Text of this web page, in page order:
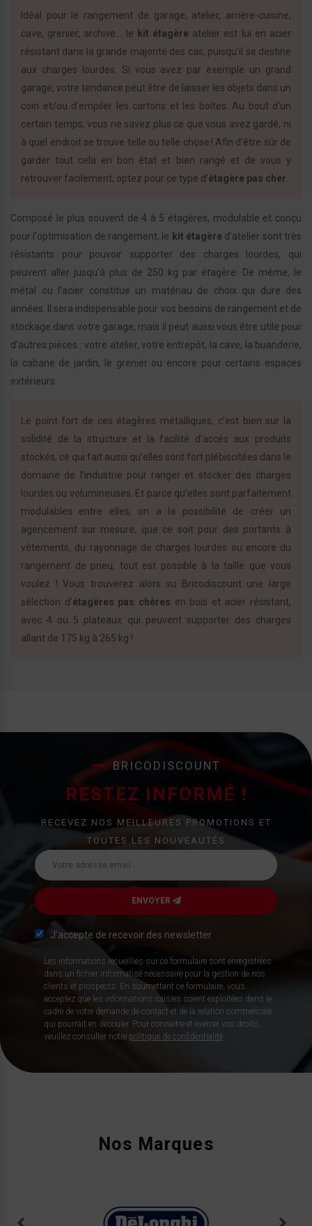
Idéal pour le rangement de garage, atelier, arrière-cuisine,
cave, grenier, archive... le kit étagère atelier est lui en acier
résistant dans la grande majorité des cas, puisqu’il se destine
aux charges lourdes. Si vous avez par exemple un grand
garage, votre tendance peut être de laisser les objets dans un
coin et/ou d'empiler les cartons et les boîtes. Au bout d'un
certain temps, vous ne savez plus ce que vous avez gardé, ni
à quel endroit se trouve telle ou telle chose ! Afin d'être sûr de
garder tout cela en bon état et bien rangé et de vous y
retrouver facilement, optez pour ce type d’étagère pas cher
Composé le plus souvent de 4 à 5 étagères, modulable et conçu
pour l'optimisation de rangement, le kit étagère d’atelier sont très
résistants pour pouvoir supporter des charges lourdes, qui
peuvent aller jusqu'à plus de 250 kg par étagère. De même, le
métal ou l’acier constitue un matériau de choix qui dure des
années. Il sera indispensable pour vos besoins de rangement et de
stockage dans votre garage, mais il peut aussi vous être utile pour
d'autres pièces : votre atelier, votre entrepôt, la cave, la buanderie,
la cabane de jardin, le grenier ou encore pour certains espaces
extérieurs.
Le point fort de ces étagères métalliques, c’est bien sur la
solidité de la structure et la facilité d’accès aux produits
stockés, ce qui fait aussi qu’elles sont fort plébiscitées dans le
domaine de l’industrie pour ranger et stocker des charges
lourdes ou volumineuses. Et parce qu’elles sont parfaitement
modulables entre elles, on a la possibilité de créer un
agencement sur mesure, que ce soit pour des portants à
vêtements, du rayonnage de charges lourdes ou encore du
rangement de pneu, tout est possible à la taille que vous
voulez ! Vous trouverez alors su Bricodiscount une large
sélection d’étagères pas chères en bois et acier résistant,
avec 4 ou 5 plateaux qui peuvent supporter des charges
allant de 175 kg à 265 kg !
BRICODISCOUNT
RESTEZ INFORMÉ !
RECEVEZ NOS MEILLEURES PROMOTIONS ET
TOUTES LES NOUVEAUTÉS
ENVOYER
J’accepte de recevoir des newsletter
Les informations recueillies sur ce formulaire sont enregistrées
dans un fichier informatisé nécessaire pour la gestion de nos
clients et prospects. En soumettant ce formulaire, vous
acceptez que les informations saisies soient exploitées dans le
cadre de votre demande de contact et de la relation commerciale
qui pourrait en découler. Pour connaitre et exercer vos droits,
veuillez consulter notre politique de confidentialité
Nos Marques